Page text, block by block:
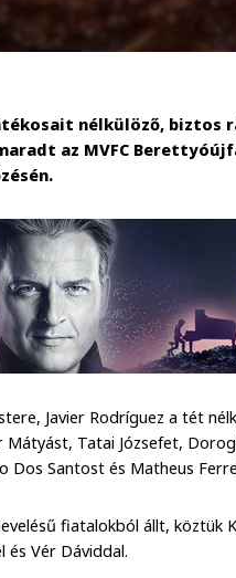
nélkülöző, biztos
az MVFC
Javier Rodríguez a tét
Mátyást, Tatai Józsefet,
Dos Santost és Matheus
fiatalokból állt, köztük
és Vér Dáviddal.